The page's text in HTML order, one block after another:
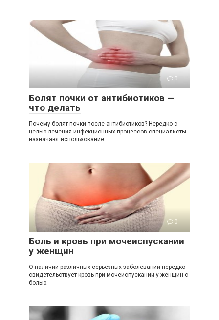
0
Болят почки от антибиотиков —
что делать
Почему болят почки после антибиотиков? Нередко с
целью лечения инфекционных процессов специалисты
назначают использование
0
Боль и кровь при мочеиспускании
у женщин
О наличии различных серьёзных заболеваний нередко
свидетельствует кровь при мочеиспускании у женщин с
болью.